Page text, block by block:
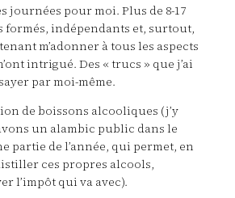
journées pour moi. Plus de 8-17
formés, indépendants et, surtout,
m’adonner à tous les aspects
intrigué. Des « trucs » que j’ai
par moi-même.
de boissons alcooliques (j’y
un alambic public dans le
partie de l’année, qui permet, en
ces propres alcools,
l’impôt qui va avec).